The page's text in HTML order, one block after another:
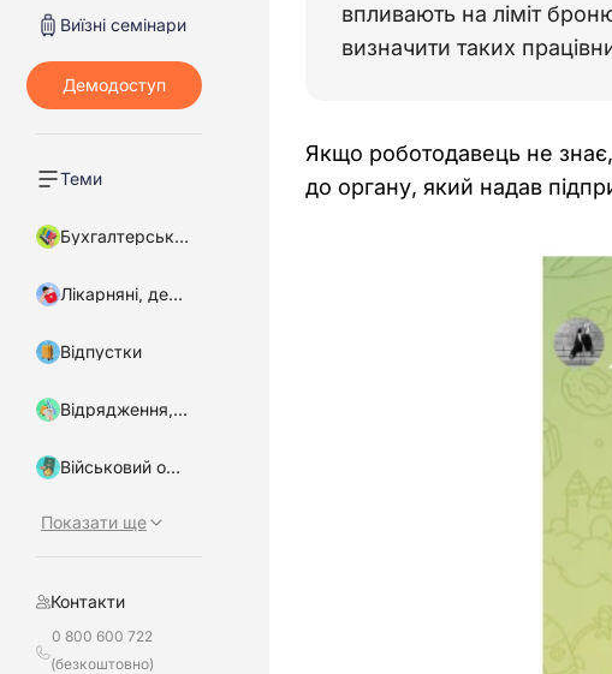
Виїзні семінари
Теми
Бухгалтерський облік
Лікарняні, декретні
Відпустки
Відрядження, підзвітні кошти
Військовий облік, бронювання
Показати ще
Контакти
0 800 600 722
(безкоштовно)
впливають на ліміт
визначити таких
Якщо роботодавець не
до органу, який надав